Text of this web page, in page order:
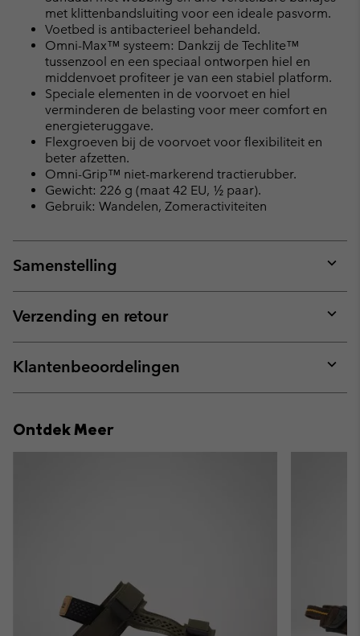
met klittenbandsluiting voor een ideale pasvorm.
Voetbed is antibacterieel behandeld.
Omni-Max™ systeem: Dankzij de Techlite™
tussenzool en een speciaal ontworpen hiel en
middenvoet profiteer je van een stabiel platform.
Speciale elementen in de voorvoet en hiel
verminderen de belasting voor meer comfort en
energieteruggave.
Flexgroeven bij de voorvoet voor flexibiliteit en
beter afzetten.
Omni-Grip™ niet-markerend tractierubber.
Gewicht: 226 g (maat 42 EU, ½ paar).
Gebruik: Wandelen, Zomeractiviteiten
Samenstelling
or
Verzending en retour
or
Klantenbeoordelingen
or
Ontdek Meer